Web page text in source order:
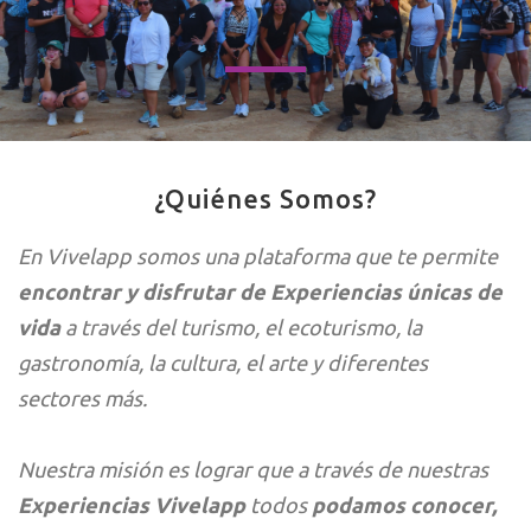
¿Quiénes Somos?
En Vivelapp somos una plataforma que te permite
encontrar y disfrutar de Experiencias únicas de
vidaa través del turismo, el ecoturismo, la
gastronomía, la cultura, el arte y diferentes
sectores más.
Nuestra misión es lograr que a través de nuestras
Experiencias Vivelapptodos podamos conocer,